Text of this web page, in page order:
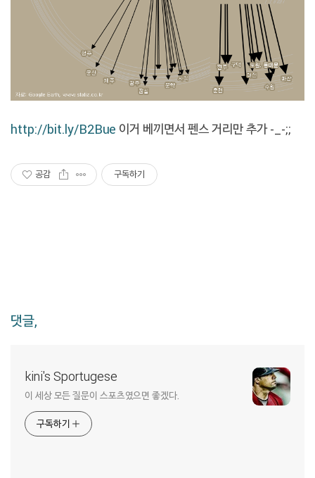
http://bit.ly/B2Bue 이거 베끼면서 펜스 거리만 추가 -_-;;
공감 구독하기
댓글,
kini's Sportugese
이 세상 모든 질문이 스포츠였으면 좋겠다.
구독하기